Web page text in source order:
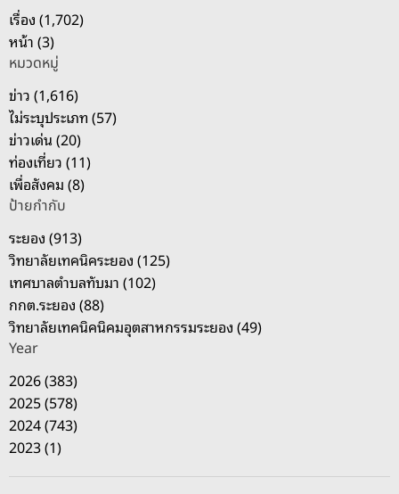
สำ
ห
รั
บ
:
เรื่อง (1,702)
หน้า (3)
หมวดหมู่
ข่าว (1,616)
ไม่ระบุประเภท (57)
ข่าวเด่น (20)
ท่องเที่ยว (11)
เพื่อสังคม (8)
ป้ายกำกับ
ระยอง (913)
วิทยาลัยเทคนิคระยอง (125)
เทศบาลตำบลทับมา (102)
กกต.ระยอง (88)
วิทยาลัยเทคนิคนิคมอุตสาหกรรมระยอง (49)
Year
2026 (383)
2025 (578)
2024 (743)
2023 (1)